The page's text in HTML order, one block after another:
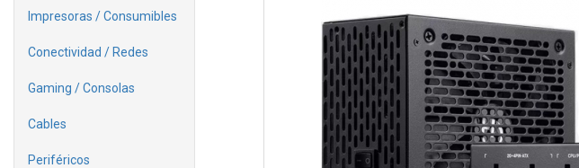
Impresoras / Consumibles
Conectividad / Redes
Gaming / Consolas
Cables
Periféricos